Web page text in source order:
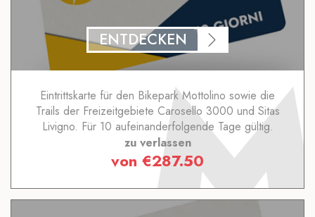
ENTDECKEN
Eintrittskarte für den Bikepark Mottolino sowie die
Trails der Freizeitgebiete Carosello 3000 und Sitas
Livigno. Für 10 aufeinanderfolgende Tage gültig.
zu verlassen
von €287.50